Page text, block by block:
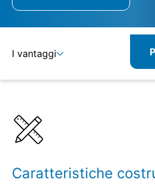
I vantaggi
Caratteristiche